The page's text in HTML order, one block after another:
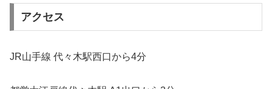
アクセス
JR山手線 代々木駅西口から4分